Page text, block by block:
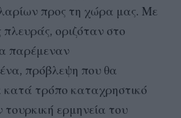
προς τη χώρα μας. Με
πλευράς, οριζόταν στο
παρέμεναν
πρόβλεψη που θα
κατά τρόπο καταχρηστικό
ερμηνεία του